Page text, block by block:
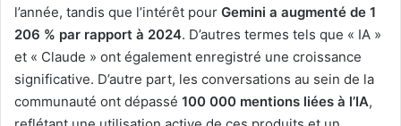
l’année, tandis que l’intérêt pour Gemini a augmenté de 1
206 % par rapport à 2024. D’autres termes tels que « IA »
et « Claude » ont également enregistré une croissance
significative. D’autre part, les conversations au sein de la
communauté ont dépassé 100 000 mentions liées à l’IA,